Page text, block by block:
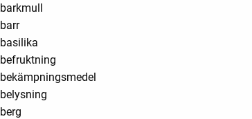
barkmull
barr
basilika
befruktning
bekämpningsmedel
belysning
berg